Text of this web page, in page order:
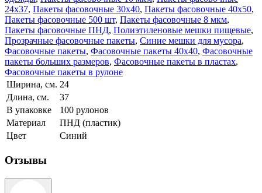
24х37, Пакеты фасовочные 30х40, Пакеты фасовочные 40x50,
Пакеты фасовочные 500 шт, Пакеты фасовочные 8 мкм,
Пакеты фасовочные ПНД, Полиэтиленовые мешки пищевые,
Прозрачные фасовочные пакеты, Синие мешки для мусора,
Фасовочные пакеты, Фасовочные пакеты 40x40, Фасовочные
пакеты больших размеров, Фасовочные пакеты в пластах,
Фасовочные пакеты в рулоне
Ширина, см. 24
Длина, см.
37
В упаковке
100 рулонов
Материал
ПНД (пластик)
Цвет
Синий
Отзывы